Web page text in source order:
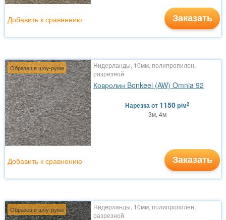
Заказать
Добавить к сравнению
Образец в шоу-руме
Нидерланды, 10мм, полипропилен,
разрезной
Ковролин Bonkeel (AW) Omnia 92
Нарезкаот 1150р/м2
3м, 4м
Заказать
Добавить к сравнению
Образец в шоу-руме
Нидерланды, 10мм, полипропилен,
разрезной